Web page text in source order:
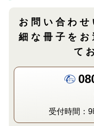
お問い合わせ
細な冊子を
て
受付時間：9